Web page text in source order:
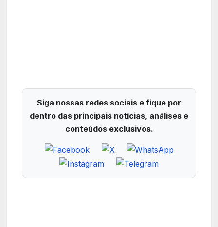
Siga nossas redes sociais e fique por
dentro das principais notícias, análises e
conteúdos exclusivos.